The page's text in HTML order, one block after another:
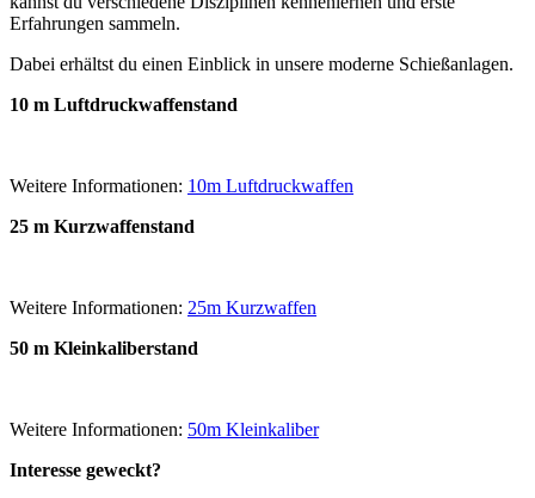
Erfahrungen sammeln.
Dabei erhältst du einen Einblick in unsere moderne Schießanlagen.
10 m Luftdruckwaffenstand
Weitere Informationen: 10m Luftdruckwaffen
25 m Kurzwaffenstand
Weitere Informationen: 25m Kurzwaffen
50 m Kleinkaliberstand
Weitere Informationen: 50m Kleinkaliber
Interesse geweckt?